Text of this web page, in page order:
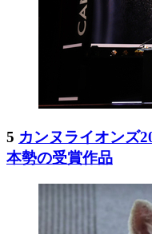
5 カンヌライオンズ
本勢の受賞作品